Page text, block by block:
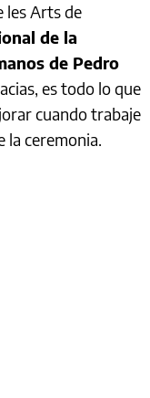
les Arts de
de la
de Pedro
es todo lo que
cuando trabaje
la ceremonia.